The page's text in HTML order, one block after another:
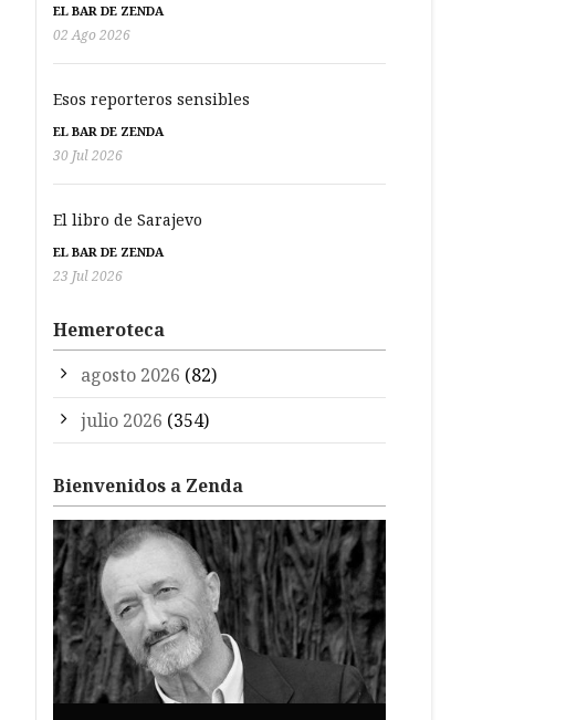
EL BAR DE ZENDA
02 Ago 2026
Esos reporteros sensibles
EL BAR DE ZENDA
30 Jul 2026
El libro de Sarajevo
EL BAR DE ZENDA
23 Jul 2026
Hemeroteca
agosto 2026 (82)
julio 2026 (354)
Bienvenidos a Zenda